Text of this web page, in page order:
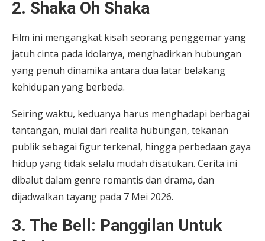
2. Shaka Oh Shaka
Film ini mengangkat kisah seorang penggemar yang
jatuh cinta pada idolanya, menghadirkan hubungan
yang penuh dinamika antara dua latar belakang
kehidupan yang berbeda.
Seiring waktu, keduanya harus menghadapi berbagai
tantangan, mulai dari realita hubungan, tekanan
publik sebagai figur terkenal, hingga perbedaan gaya
hidup yang tidak selalu mudah disatukan. Cerita ini
dibalut dalam genre romantis dan drama, dan
dijadwalkan tayang pada 7 Mei 2026.
3. The Bell: Panggilan Untuk